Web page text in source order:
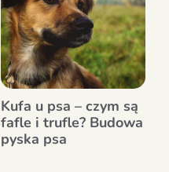
Kufa u psa – czym są
fafle i trufle? Budowa
pyska psa